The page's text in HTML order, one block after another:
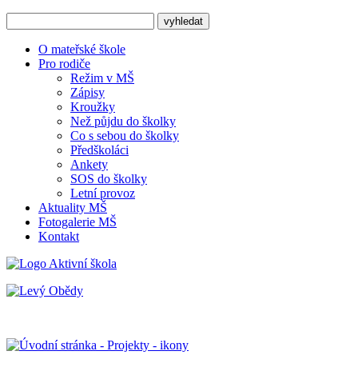
O mateřské škole
Pro rodiče
Režim v MŠ
Zápisy
Kroužky
Než půjdu do školky
Co s sebou do školky
Předškoláci
Ankety
SOS do školky
Letní provoz
Aktuality MŠ
Fotogalerie MŠ
Kontakt